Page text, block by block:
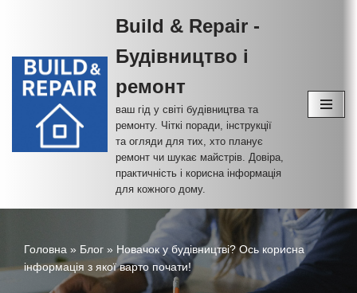
до
вмісту
Build & Repair -
Будівництво і
ремонт
ваш гід у світі будівництва та
ремонту. Чіткі поради, інструкції
та огляди для тих, хто планує
ремонт чи шукає майстрів. Довіра,
практичність і корисна інформація
для кожного дому.
Головна » Блог » Новачок у будівництві? Ось корисна
інформація з якої варто почати!